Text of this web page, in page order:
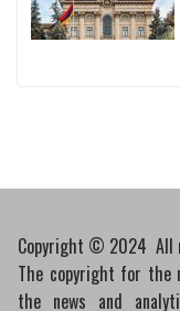
Copyright © 2024 All
The copyright for the
the news and